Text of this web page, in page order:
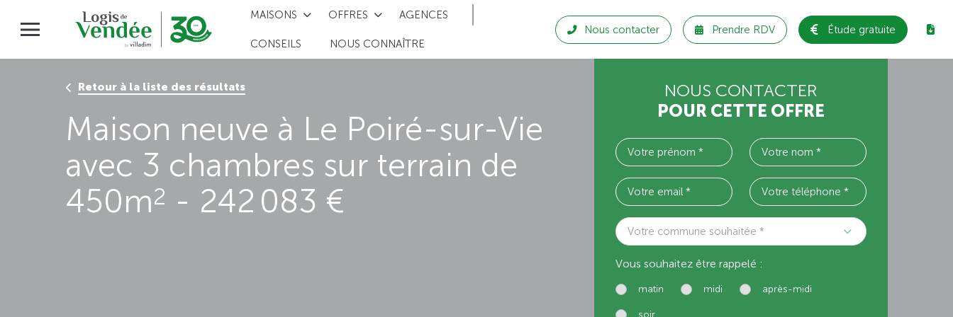
MAISONS OFFRES AGENCES
CONSEILS NOUS CONNAÎTRE
Nous contacter Prendre RDV Étude gratuite
Retour à la liste des résultats
Maison neuve à Le Poiré-sur-Vie
avec 3 chambres sur terrain de
450m2 - 242 083 €
NOUS CONTACTER
POUR CETTE OFFRE
Votre commune souhaitée *
Vous souhaitez être rappelé :
matin midi après-midi